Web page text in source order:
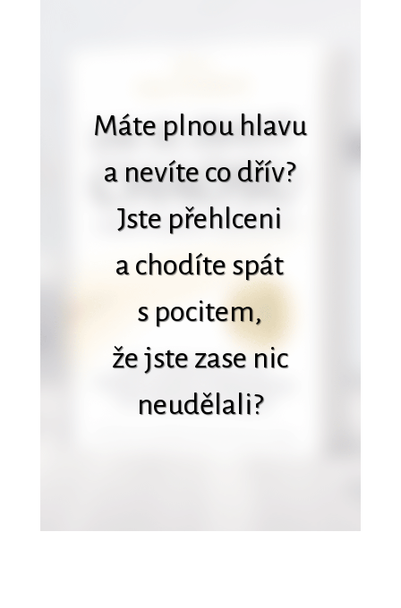
Máte plnou hlavu
a nevíte co dřív?
Jste přehlceni
a chodíte spát
s pocitem,
že jste zase nic
neudělali?